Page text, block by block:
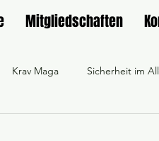
Mitgliedschaften
Krav Maga Sicherheit im